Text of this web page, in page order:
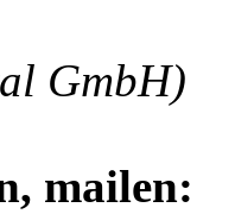
GmbH)
mailen: